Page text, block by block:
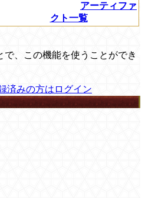
アーティファ
クト一覧
、この機能を使うことができ
済みの方はログイン